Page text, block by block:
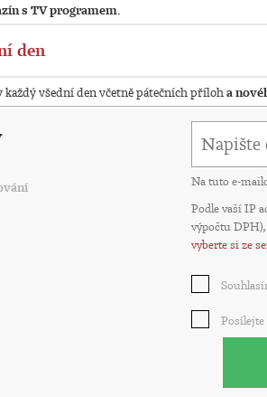
s TV programem.
den
všední den včetně pátečních příloha
Na tuto e-
Podle vaší IP
výpočtu
vyberte si ze
Posílejte